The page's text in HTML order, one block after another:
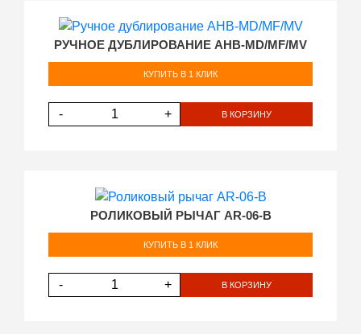
РУЧНОЕ ДУБЛИРОВАНИЕ AHB-MD/MF/MV
КУПИТЬ В 1 КЛИК
- + В КОРЗИНУ
РОЛИКОВЫЙ РЫЧАГ AR-06-B
КУПИТЬ В 1 КЛИК
- + В КОРЗИНУ